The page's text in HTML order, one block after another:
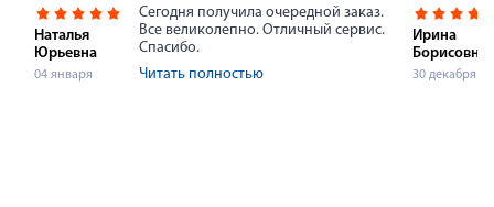
Наталья
Юрьевна
04 января
Сегодня получила очередной заказ.
Все великолепно. Отличный сервис.
Спасибо.
Читать полностью
Ирина
Борисовна
30 декабря